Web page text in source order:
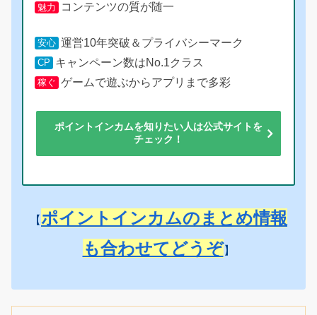
魅力 コンテンツの質が随一
安心 運営10年突破＆プライバシーマーク
CP キャンペーン数はNo.1クラス
稼ぐ ゲームで遊ぶからアプリまで多彩
ポイントインカムを知りたい人は公式サイトを
チェック！
【ポイントインカムのまとめ情報
も合わせてどうぞ 】